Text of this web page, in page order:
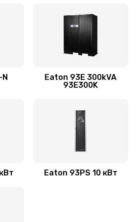
Eaton 93E 300kVA
93E300K
Eaton 93PS 10 кВт